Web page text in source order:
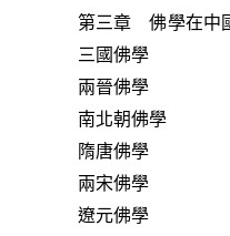
第三章 佛學在中
三國佛學
兩晉佛學
南北朝佛學
隋唐佛學
兩宋佛學
遼元佛學